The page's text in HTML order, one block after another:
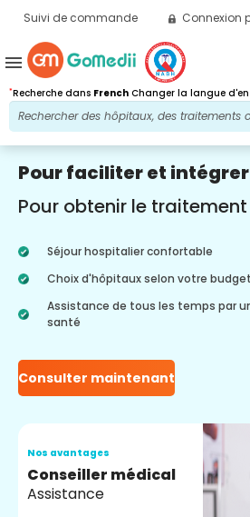
Suivi de commande Connexion
*Recherche dans French Changer la langue
menu
Pour faciliter et
Pour obtenir le traitement
Séjour hospitalier confortable
Choix d'hôpitaux selon votre budget
Assistance de tous les temps par
santé
Consulter maintenant
Nos avantages
Conseiller médical
Assistance